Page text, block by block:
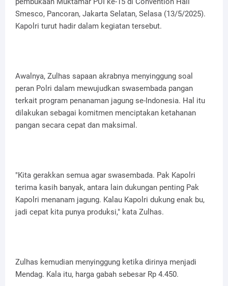
Smesco, Pancoran, Jakarta Selatan, Selasa (13/5/2025).
Kapolri turut hadir dalam kegiatan tersebut.
Awalnya, Zulhas sapaan akrabnya menyinggung soal
peran Polri dalam mewujudkan swasembada pangan
terkait program penanaman jagung se-Indonesia. Hal itu
dilakukan sebagai komitmen menciptakan ketahanan
pangan secara cepat dan maksimal.
"Kita gerakkan semua agar swasembada. Pak Kapolri
terima kasih banyak, antara lain dukungan penting Pak
Kapolri menanam jagung. Kalau Kapolri dukung enak bu,
jadi cepat kita punya produksi," kata Zulhas.
Zulhas kemudian menyinggung ketika dirinya menjadi
Mendag. Kala itu, harga gabah sebesar Rp 4.450.